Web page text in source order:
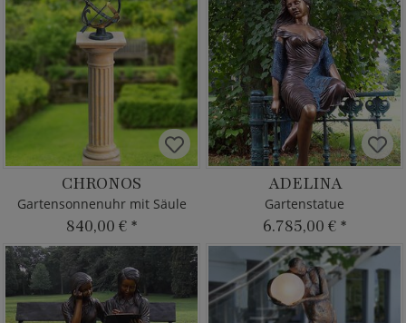
CHRONOS
Gartensonnenuhr mit Säule
840,00 € *
ADELINA
Gartenstatue
6.785,00 € *